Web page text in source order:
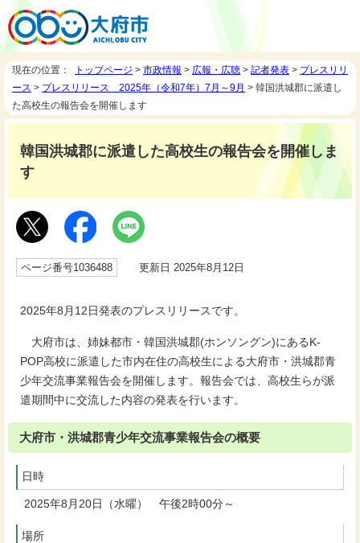
現在の位置： トップページ > 市政情報 > 広報・広聴 > 記者発表 > プレスリリ
ース > プレスリリース 2025年（令和7年）7月～9月 > 韓国洪城郡に派遣し
た高校生の報告会を開催します
韓国洪城郡に派遣した高校生の報告会を開催しま
す
ページ番号1036488 更新日 2025年8月12日
2025年8月12日発表のプレスリリースです。
大府市は、姉妹都市・韓国洪城郡(ホンソングン)にあるK-
POP高校に派遣した市内在住の高校生による大府市・洪城郡青
少年交流事業報告会を開催します。報告会では、高校生らが派
遣期間中に交流した内容の発表を行います。
大府市・洪城郡青少年交流事業報告会の概要
日時
2025年8月20日（水曜） 午後2時00分～
場所